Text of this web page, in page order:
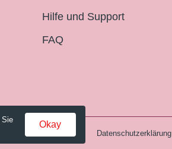
Hilfe und Support
FAQ
Gebühren und AGB Datenschutzerklärung
Sie
Okay